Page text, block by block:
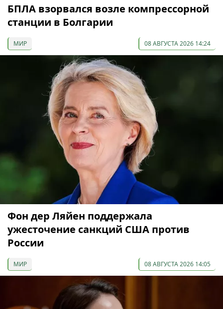
БПЛА взорвался возле компрессорной
станции в Болгарии
МИР 08 АВГУСТА 2026 14:24
Фон дер Ляйен поддержала
ужесточение санкций США против
России
МИР 08 АВГУСТА 2026 14:05